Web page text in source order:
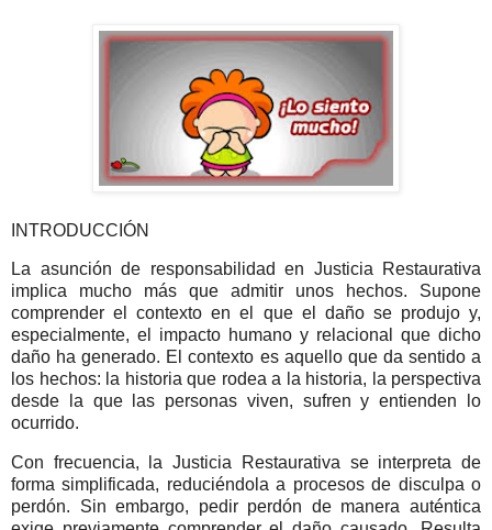
INTRODUCCIÓN
La asunción de responsabilidad en Justicia Restaurativa
implica mucho más que admitir unos hechos. Supone
comprender el contexto en el que el daño se produjo y,
especialmente, el impacto humano y relacional que dicho
daño ha generado. El contexto es aquello que da sentido a
los hechos: la historia que rodea a la historia, la perspectiva
desde la que las personas viven, sufren y entienden lo
ocurrido.
Con frecuencia, la Justicia Restaurativa se interpreta de
forma simplificada, reduciéndola a procesos de disculpa o
perdón. Sin embargo, pedir perdón de manera auténtica